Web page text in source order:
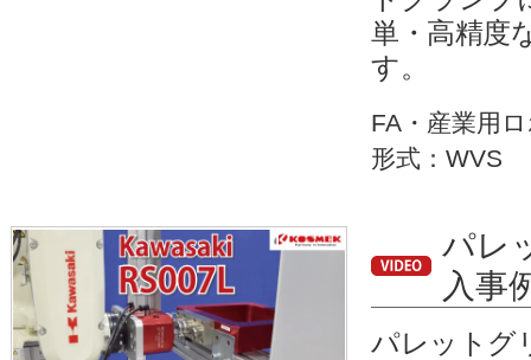
単・高精度
す。
FA・産業用
形式：WVS
パレ
入事
パレットグ